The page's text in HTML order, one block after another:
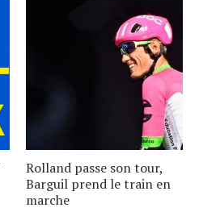
Rolland passe son tour,
Barguil prend le train en
marche